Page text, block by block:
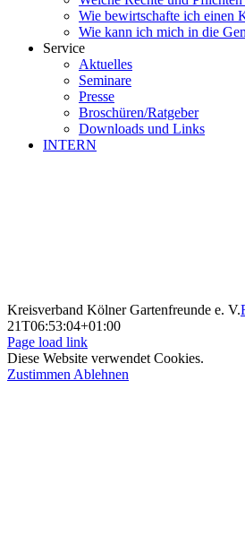
Wie bewirtschafte ich einen
Wie kann ich mich in die
Service
Aktuelles
Seminare
Presse
Broschüren/Ratgeber
Downloads und Links
INTERN
Kreisverband Kölner Gartenfreunde e. V.
21T06:53:04+01:00
Page load link
Diese Website verwendet Cookies.
Zustimmen Ablehnen